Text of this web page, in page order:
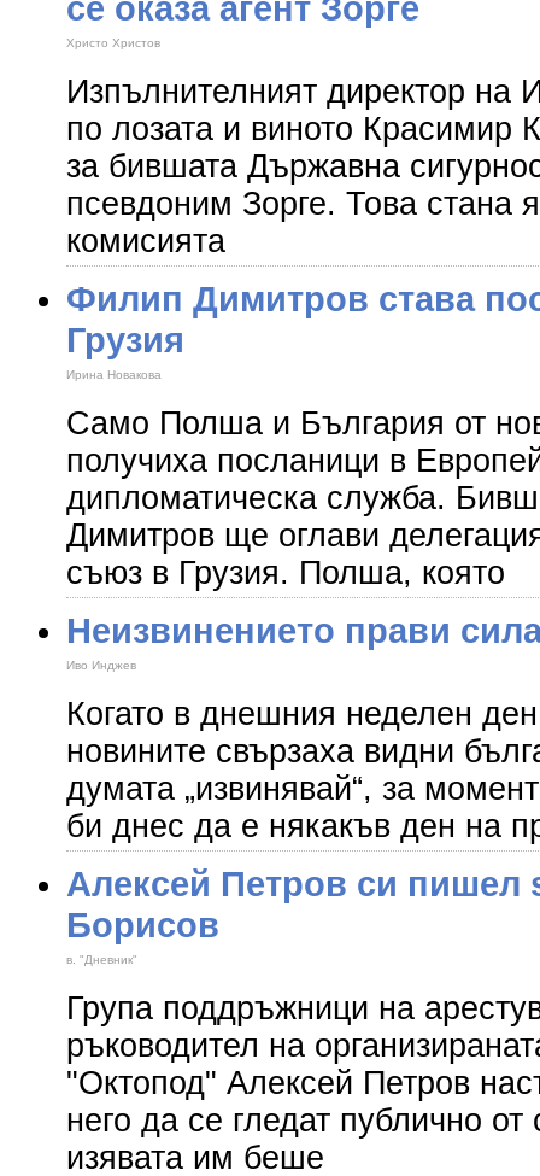
Христо Христов
Изпълнителният директор на
по лозата и виното Красимир
за бившата Държавна
псевдоним Зорге. Това стана
комисията
Филип Димитров става
Грузия
Ирина Новакова
Само Полша и България от
получиха посланици в
дипломатическа служба.
Димитров ще оглави
съюз в Грузия. Полша, която
Неизвинението прави
Иво Инджев
Когато в днешния неделен
новините свързаха видни
думата „извинявай“, за
би днес да е някакъв ден на
Алексей Петров си пишел
Борисов
в. "Дневник"
Група поддръжници на
ръководител на
"Октопод" Алексей Петров
него да се гледат публично
изявата им беше